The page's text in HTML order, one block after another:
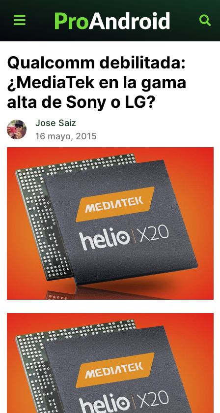
Qualcomm debilitada:
¿MediaTek en la gama
alta de Sony o LG?
Jose Saiz
16 mayo, 2015